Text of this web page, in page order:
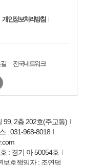
개인정보처리방침
전국네트워크
99, 2층 202호(주교동)
: 031-968-8018
: 경기 아 50054호
보호책임자 : 조연덕